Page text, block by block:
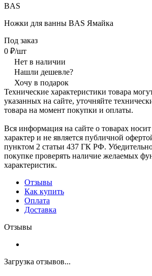
BAS
Ножки для ванны BAS Ямайка
Под заказ
0 ₽/шт
Нет в наличии
Нашли дешевле?
Хочу в подарок
Технические характеристики товара
указанных на сайте, уточняйте
товара на момент покупки и оплаты.
Вся информация на сайте о товарах
характер и не является публичной
пунктом 2 статьи 437 ГК РФ.
покупке проверять наличие желаемых
характеристик.
Отзывы
Как купить
Оплата
Доставка
Отзывы
Загрузка отзывов...